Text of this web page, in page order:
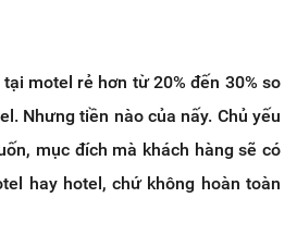
motel rẻ hơn từ 20% đến 30% so
Nhưng tiền nào của nấy. Chủ yếu
mục đích mà khách hàng sẽ có
hay hotel, chứ không hoàn toàn